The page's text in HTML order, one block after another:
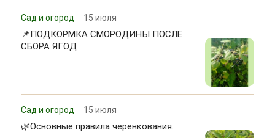
Сад и огород 15 июля
📌ПОДКОРМКА СМОРОДИНЫ ПОСЛЕ
СБОРА ЯГОД
Сад и огород 15 июля
🌿Основные правила черенкования.